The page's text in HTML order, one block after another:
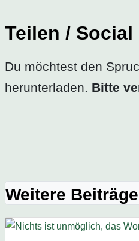
Teilen / Social
Du möchtest den
herunterladen. Bitte
Weitere